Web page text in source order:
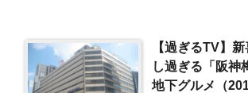
【過ぎるTV】
し過ぎる「阪神
地下グルメ（